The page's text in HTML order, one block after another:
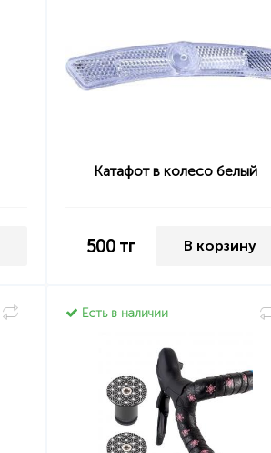
Катафот в колесо белый
500 тг В корзину
Есть в наличии